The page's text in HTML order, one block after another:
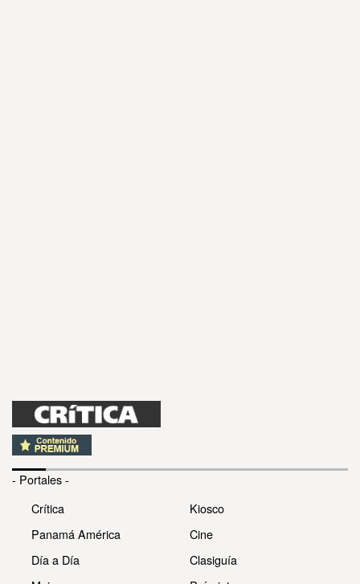
- Portales -
Crítica
Panamá América
Día a Día
Kiosco
Cine
Clasiguía